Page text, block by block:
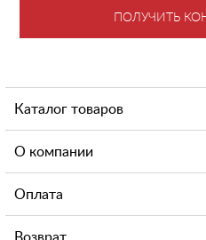
ПОЛУЧИТЬ
Каталог товаров
О компании
Оплата